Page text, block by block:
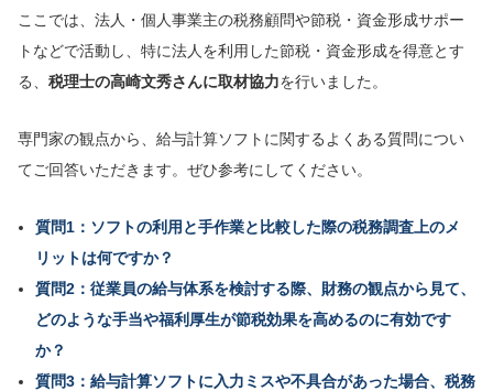
ここでは、法人・個人事業主の税務顧問や節税・資金形成サポー
トなどで活動し、特に法人を利用した節税・資金形成を得意とす
る、 税理士の高崎文秀さんに取材協力を行いました。
専門家の観点から、給与計算ソフトに関するよくある質問につい
てご回答いただきます。ぜひ参考にしてください。
質問1：ソフトの利用と手作業と比較した際の税務調査上のメ
リットは何ですか？
質問2：従業員の給与体系を検討する際、財務の観点から見て、
どのような手当や福利厚生が節税効果を高めるのに有効です
か？
質問3：給与計算ソフトに入力ミスや不具合があった場合、税務